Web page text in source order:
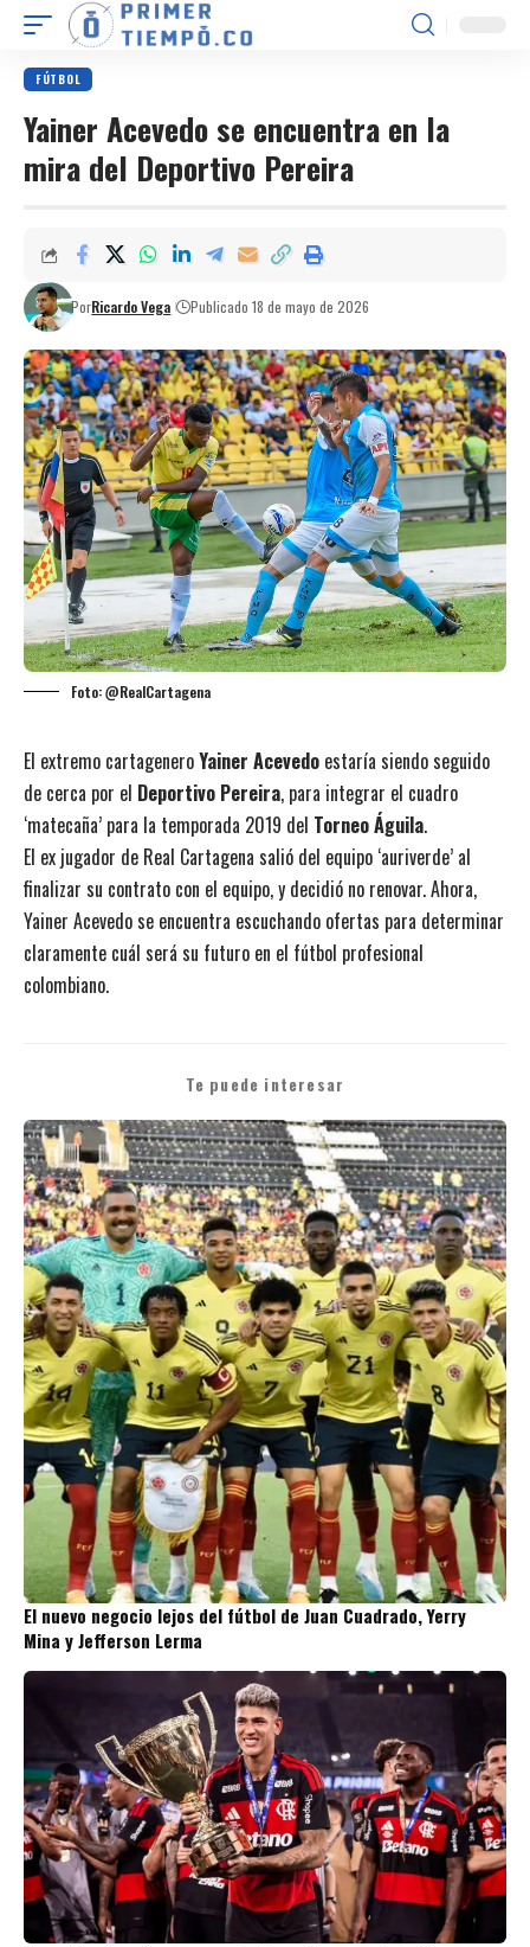
FÚTBOL
Yainer Acevedo se encuentra en la
mira del Deportivo Pereira
PorRicardo Vega Publicado 18 de mayo de 2026
Foto: @RealCartagena
El extremo cartageneroYainer Acevedo estaría siendo seguido
de cerca por el Deportivo Pereira, para integrar el cuadro
‘matecaña’ para la temporada 2019 del Torneo Águila.
El ex jugador de Real Cartagena salió del equipo ‘auriverde’ al
finalizar su contrato con el equipo, y decidió no renovar. Ahora,
Yainer Acevedo se encuentra escuchando ofertas para determinar
claramente cuál será su futuro en el fútbol profesional
colombiano.
Te puede interesar
El nuevo negocio lejos del fútbol de Juan Cuadrado, Yerry
Mina y Jefferson Lerma